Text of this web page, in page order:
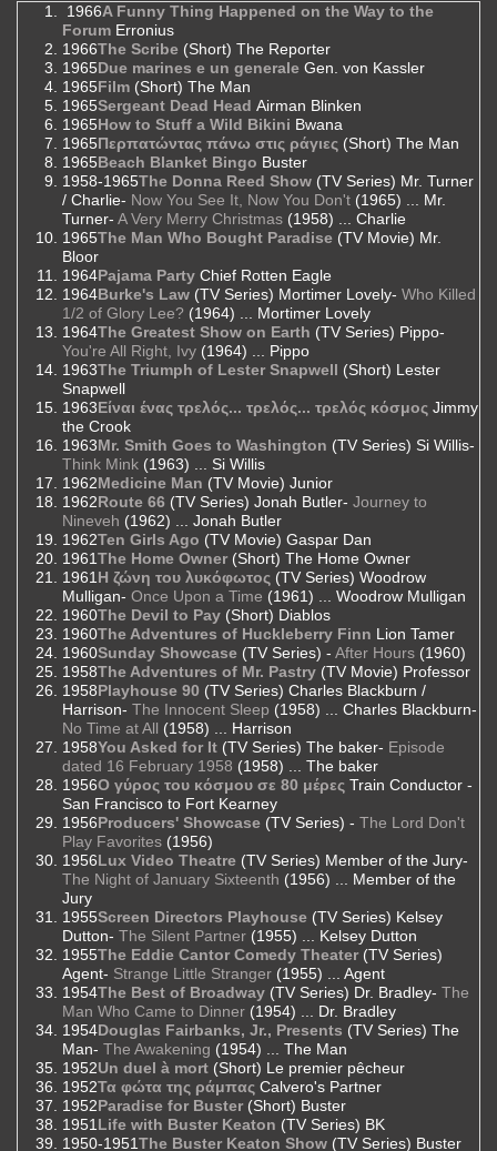
1966A Funny Thing Happened on the Way to the
Forum Erronius
1966The Scribe (Short) The Reporter
1965Due marines e un generale Gen. von Kassler
1965Film (Short) The Man
1965Sergeant Dead Head Airman Blinken
1965How to Stuff a Wild Bikini Bwana
1965Περπατώντας πάνω στις ράγιες (Short) The Man
1965Beach Blanket Bingo Buster
1958-1965The Donna Reed Show (TV Series) Mr. Turner
/ Charlie- Now You See It, Now You Don't (1965) ... Mr.
Turner- A Very Merry Christmas (1958) ... Charlie
1965The Man Who Bought Paradise (TV Movie) Mr.
Bloor
1964Pajama Party Chief Rotten Eagle
1964Burke's Law (TV Series) Mortimer Lovely- Who Killed
1/2 of Glory Lee? (1964) ... Mortimer Lovely
1964The Greatest Show on Earth (TV Series) Pippo-
You're All Right, Ivy (1964) ... Pippo
1963The Triumph of Lester Snapwell (Short) Lester
Snapwell
1963Είναι ένας τρελός... τρελός... τρελός κόσμος Jimmy
the Crook
1963Mr. Smith Goes to Washington (TV Series) Si Willis-
Think Mink (1963) ... Si Willis
1962Medicine Man (TV Movie) Junior
1962Route 66 (TV Series) Jonah Butler- Journey to
Nineveh (1962) ... Jonah Butler
1962Ten Girls Ago (TV Movie) Gaspar Dan
1961The Home Owner (Short) The Home Owner
1961 Η ζώνη του λυκόφωτος (TV Series) Woodrow
Mulligan- Once Upon a Time (1961) ... Woodrow Mulligan
1960The Devil to Pay (Short) Diablos
1960The Adventures of Huckleberry Finn Lion Tamer
1960Sunday Showcase (TV Series) - After Hours (1960)
1958The Adventures of Mr. Pastry (TV Movie) Professor
1958Playhouse 90 (TV Series) Charles Blackburn /
Harrison- The Innocent Sleep (1958) ... Charles Blackburn-
No Time at All (1958) ... Harrison
1958You Asked for It (TV Series) The baker- Episode
dated 16 February 1958 (1958) ... The baker
1956Ο γύρος του κόσμου σε 80 μέρες Train Conductor -
San Francisco to Fort Kearney
1956Producers' Showcase (TV Series) - The Lord Don't
Play Favorites (1956)
1956Lux Video Theatre (TV Series) Member of the Jury-
The Night of January Sixteenth (1956) ... Member of the
Jury
1955Screen Directors Playhouse (TV Series) Kelsey
Dutton- The Silent Partner (1955) ... Kelsey Dutton
1955The Eddie Cantor Comedy Theater (TV Series)
Agent- Strange Little Stranger (1955) ... Agent
1954The Best of Broadway (TV Series) Dr. Bradley- The
Man Who Came to Dinner (1954) ... Dr. Bradley
1954Douglas Fairbanks, Jr., Presents (TV Series) The
Man- The Awakening (1954) ... The Man
1952Un duel à mort (Short) Le premier pêcheur
1952Τα φώτα της ράμπας Calvero's Partner
1952Paradise for Buster (Short) Buster
1951 Life with Buster Keaton (TV Series) BK
1950-1951The Buster Keaton Show (TV Series) Buster